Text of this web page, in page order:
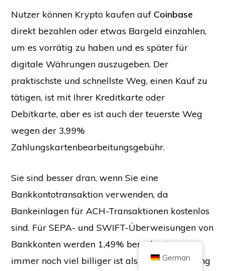
Nutzer können Krypto kaufen auf Coinbase
direkt bezahlen oder etwas Bargeld einzahlen,
um es vorrätig zu haben und es später für
digitale Währungen auszugeben. Der
praktischste und schnellste Weg, einen Kauf zu
tätigen, ist mit Ihrer Kreditkarte oder
Debitkarte, aber es ist auch der teuerste Weg
wegen der 3,99%
Zahlungskartenbearbeitungsgebühr.
Sie sind besser dran, wenn Sie eine
Bankkontotransaktion verwenden, da
Bankeinlagen für ACH-Transaktionen kostenlos
sind. Für SEPA- und SWIFT-Überweisungen von
Bankkonten werden 1,49% berechnet, was
immer noch viel billiger ist als die Verwendung
Firmennummer 10490224
Anschrift: 2nd Floor 167-169 Great Portland Street, London, Vereinigtes
dar. Die Wertentwicklung in der Vergangenheit ist kein Indikator für
zukünftige Ergebnisse. Investitionen in Kryptowährungen sind mit Risiken
(Financial Conduct Authority) reguliert und unterliegen nicht dem Schutz
durch das britische Entschädigungssystem für Finanzdienstleistungen
(Financial Services Compensation Scheme) oder dem Zuständigkeitsbereich
des britischen Financial Ombudsman Service. Investitionen in
können an Wert gewinnen oder ganz oder teilweise an Wert verlieren. Auf
Gewinne aus dem Verkauf von Kryptowährungen kann eine
Kapitalertragssteuer anfallen.
STARTSEITE ÜBER DATENSCHUTZBESTIMMUNGEN KONTAKT
German